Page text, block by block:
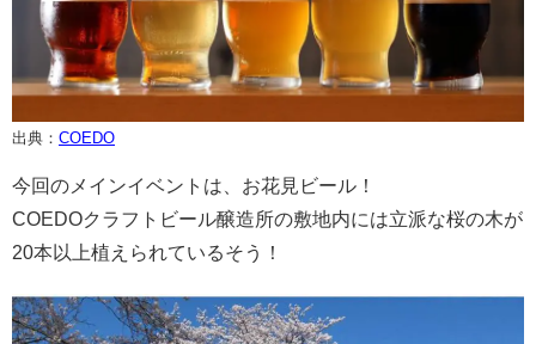
出典： COEDO
今回のメインイベントは、お花見ビール！
COEDOクラフトビール醸造所の敷地内には立派な桜の木が
20本以上植えられているそう！